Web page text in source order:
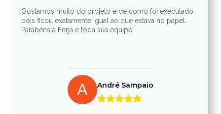
Gostamos muito do projeto e de como foi executado,
pois ficou exatamente igual ao que estava no papel.
Parabéns à Ferja e toda sua equipe.
A André Sampaio